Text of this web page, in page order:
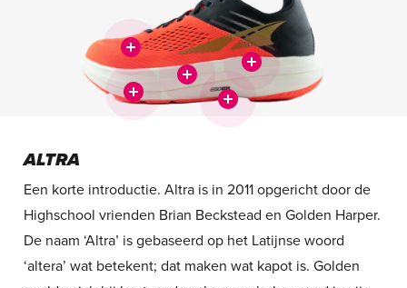
ALTRA
Een korte introductie. Altra is in 2011 opgericht door de
Highschool vrienden Brian Beckstead en Golden Harper.
De naam ‘Altra’ is gebaseerd op het Latijnse woord
‘altera’ wat betekent; dat maken wat kapot is. Golden